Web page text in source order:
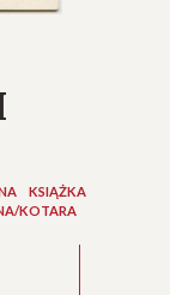
KSIĄŻKA
KOTARA